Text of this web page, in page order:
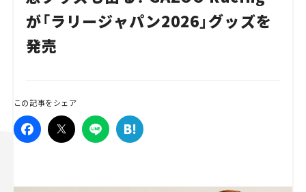
が「ラリージャパン2026」グッズを
発売
この記事をシェア
Special
Campaign
人気のハッシュタグ
スズキ ジムニー｜Suzuki Jimny